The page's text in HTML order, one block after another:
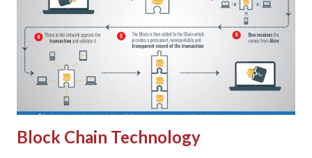
Block Chain Technology